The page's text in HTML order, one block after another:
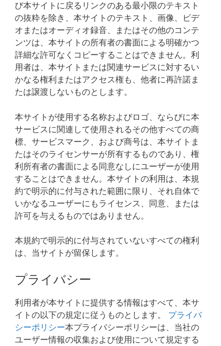
び本サイトに戻るリンクのある最小限のテキスト
の抜粋を除き、本サイトのテキスト、画像、ビデ
オまたはオーディオ録音、またはその他のコンテ
ンツは、本サイトの所有者の書面による明確かつ
詳細な許可なくコピーすることはできません。利
用者は、本サイトまたは関連サービスに対するい
かなる権利またはアクセス権も、他者に再許諾ま
たは譲渡しないものとします。
本サイトが使用する名称およびロゴ、ならびに本
サービスに関連して使用されるその他すべての商
標、サービスマーク、および商号は、本サイトま
たはそのライセンサーが所有するものであり、権
利所有者の書面による同意なしにユーザーが使用
することはできません。本サイトの利用は、本規
約で明示的に付与された範囲に限り、それ自体で
いかなるユーザーにもライセンス、同意、または
許可を与えるものではありません。
本規約で明示的に付与されていないすべての権利
は、当サイトが留保します。
プライバシー
利用者が本サイトに提供する情報はすべて、本サ
イトの以下の規定に従うものとします。 プライバ
シーポリシー本プライバシーポリシーは、当社の
ユーザー情報の収集および使用について規定する